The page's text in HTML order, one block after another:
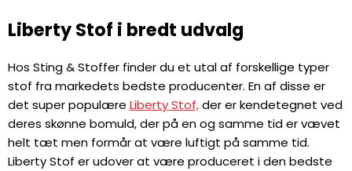
Liberty Stof i bredt udvalg
Hos Sting & Stoffer finder du et utal af forskellige typer
stof fra markedets bedste producenter. En af disse er
det super populære Liberty Stof,der er kendetegnet ved
deres skønne bomuld, der på en og samme tid er vævet
helt tæt men formår at være luftigt på samme tid.
Liberty Stof er udover at være produceret i den bedste